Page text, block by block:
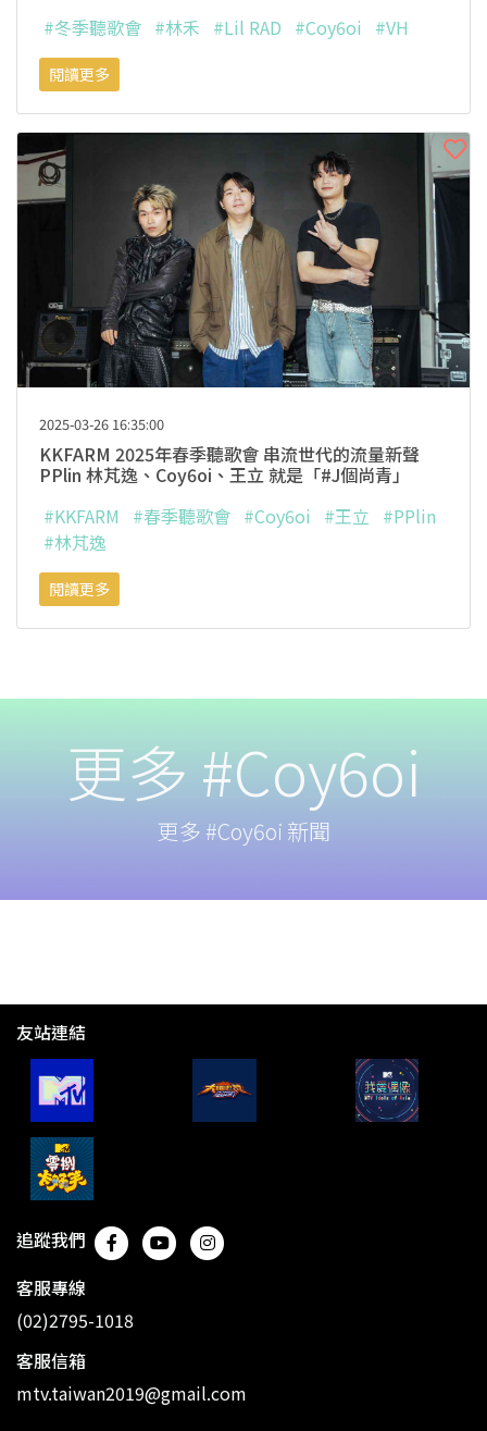
#冬季聽歌會 #林禾 #Lil RAD #Coy6oi #VH
閱讀更多
2025-03-26 16:35:00
KKFARM 2025年春季聽歌會 串流世代的流量新聲
PPlin 林芃逸、Coy6oi、王立 就是「#J個尚青」
#KKFARM
#春季聽歌會 #Coy6oi #王立 #PPlin
#林芃逸
閱讀更多
更多 #Coy6oi
更多 #Coy6oi 新聞
友站連結
追蹤我們
客服專線
(02)2795-1018
客服信箱
mtv.taiwan2019@gmail.com